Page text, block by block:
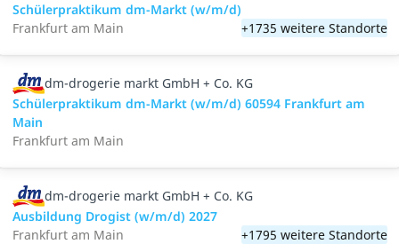
Schülerpraktikum dm-Markt (w/m/d)
Frankfurt am Main
+1735 weitere Standorte
dm-drogerie markt GmbH + Co. KG
Schülerpraktikum dm-Markt (w/m/d) 60594 Frankfurt am
Main
Frankfurt am Main
dm-drogerie markt GmbH + Co. KG
Ausbildung Drogist (w/m/d) 2027
Frankfurt am Main
+1795 weitere Standorte